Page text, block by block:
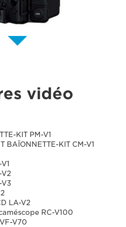
vidéo
KIT PM-V1
BAÏONNETTE-KIT CM-V1
V2
V3
LA-V2
RC-V100
V70